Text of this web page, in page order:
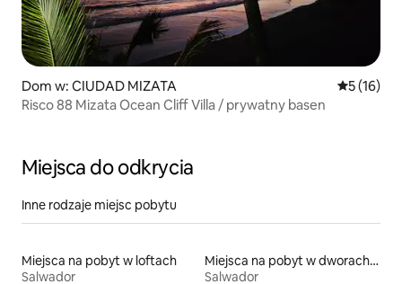
Dom w: CIUDAD MIZATA Średnia
5 (16)
Risco 88 Mizata Ocean Cliff Villa / prywatny basen
Miejsca do odkrycia
Inne rodzaje miejsc pobytu
Miejsca na pobyt w loftach
Salwador
Miejsca na pobyt w dworach i rezydencjach
Salwador